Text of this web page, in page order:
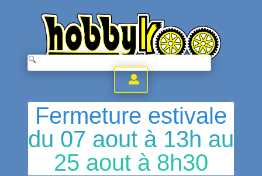
.
Fermeture estivale
du 07 aout à 13h au
25 aout à 8h30